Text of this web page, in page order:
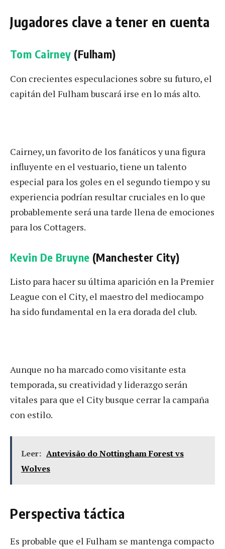
Jugadores clave a tener en cuenta
Tom Cairney (Fulham)
Con crecientes especulaciones sobre su futuro, el
capitán del Fulham buscará irse en lo más alto.
Cairney, un favorito de los fanáticos y una figura
influyente en el vestuario, tiene un talento
especial para los goles en el segundo tiempo y su
experiencia podrían resultar cruciales en lo que
probablemente será una tarde llena de emociones
para los Cottagers.
Kevin De Bruyne (Manchester City)
Listo para hacer su última aparición en la Premier
League con el City, el maestro del mediocampo
ha sido fundamental en la era dorada del club.
Aunque no ha marcado como visitante esta
temporada, su creatividad y liderazgo serán
vitales para que el City busque cerrar la campaña
con estilo.
Leer: Antevisão do Nottingham Forest vs
Wolves
Perspectiva táctica
Es probable que el Fulham se mantenga compacto